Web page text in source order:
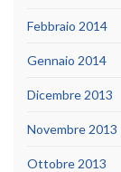
Febbraio 2014
Gennaio 2014
Dicembre 2013
Novembre 2013
Ottobre 2013